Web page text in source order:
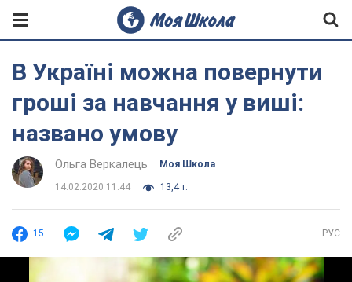
В Україні можна повернути
гроші за навчання у виші:
названо умову
Ольга Веркалець Моя Школа
14.02.2020 11:44 13,4 т.
15 РУС